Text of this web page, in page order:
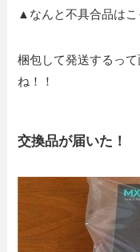
▲なんと不具合品はこ
梱包して発送するっ
ね！！
交換品が届いた！